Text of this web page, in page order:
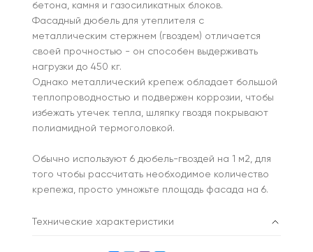
бетона, камня и газосиликатных блоков.
Фасадный дюбель для утеплителя с
металлическим стержнем (гвоздем) отличается
своей прочностью - он способен выдерживать
нагрузки до 450 кг.
Однако металлический крепеж обладает большой
теплопроводностью и подвержен коррозии, чтобы
избежать утечек тепла, шляпку гвоздя покрывают
полиамидной термоголовкой.
Обычно используют 6 дюбель-гвоздей на 1 м2, для
того чтобы рассчитать необходимое количество
крепежа, просто умножьте площадь фасада на 6.
Технические характеристики